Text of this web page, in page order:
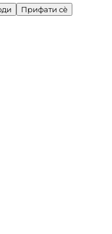
Прифати сè